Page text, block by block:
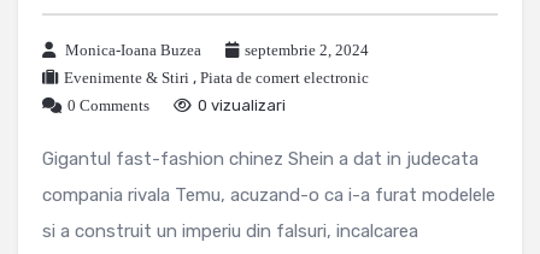
Monica-Ioana Buzea
septembrie 2, 2024
Evenimente & Stiri , Piata de comert electronic
0 Comments
0 vizualizari
Gigantul fast-fashion chinez Shein a dat in judecata
compania rivala Temu, acuzand-o ca i-a furat modelele
si a construit un imperiu din falsuri, incalcarea